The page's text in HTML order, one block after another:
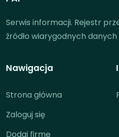
Serwis informacji. Rejestr
źródło wiarygodnych
Nawigacja
Strona główna
Zaloguj się
Dodaj firmę